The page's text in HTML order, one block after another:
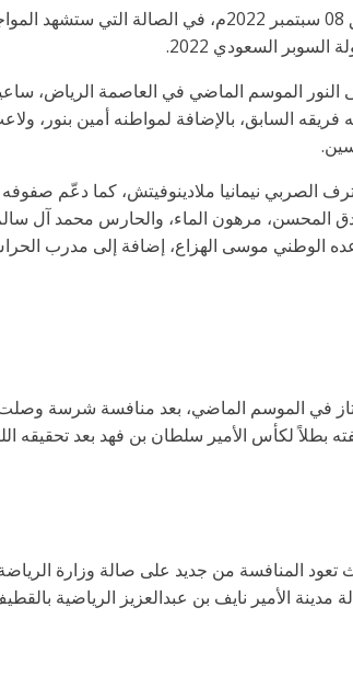
السعودي 2022.
الموسم الماضي في العاصمة الرياض،
السابق، بالإضافة لمواطنه أمين بنور،
الصربي نيمانيا ملادينوفيتش، كما دعّم صفوفه
المحسن، مرهون الماء، والحارس محمد آل
الوطني موسى الهزاع، إضافة إلى مدرب
في الموسم الماضي، بعد منافسة شرسة
بطلاً لكأس الأمير سلطان بن فهد بعد تحقيقه
المنافسة من جديد على صالة وزارة الرياضة
الأمير نايف بن عبدالعزيز الرياضية